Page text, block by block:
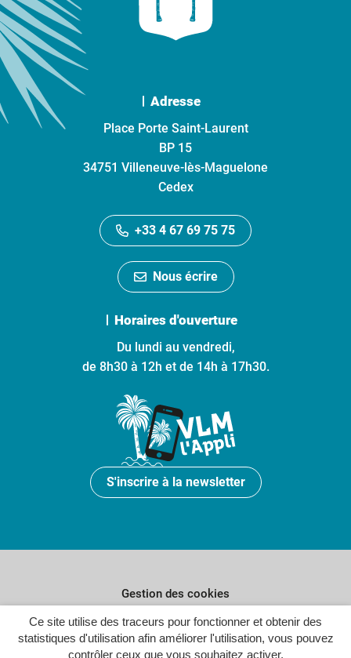
Ce site utilise des traceurs pour fonctionner et obtenir des
statistiques d'utilisation afin améliorer l'utilisation, vous pouvez
contrôler ceux que vous souhaitez activer.
Adresse
Place Porte Saint-Laurent
BP 15
34751 Villeneuve-lès-Maguelone
Cedex
+33 4 67 69 75 75
Nous écrire
Horaires d'ouverture
Du lundi au vendredi,
de 8h30 à 12h et de 14h à 17h30.
S'inscrire à la newsletter
Gestion des cookies
Plan du site
Politique de confidentialité